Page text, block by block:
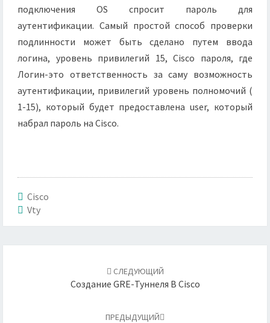
подключения OS спросит пароль для
аутентификации. Самый простой способ проверки
подлинности может быть сделано путем ввода
логина, уровень привилегий 15, Cisco пароля, где
Логин-это ответственность за саму возможность
аутентификации, привилегий уровень полномочий (
1-15), который будет предоставлена user, который
набрал пароль на Cisco.
Cisco
Vty
СЛЕДУЮЩИЙ
Создание GRE-Туннеля В Cisco
ПРЕДЫДУЩИЙ